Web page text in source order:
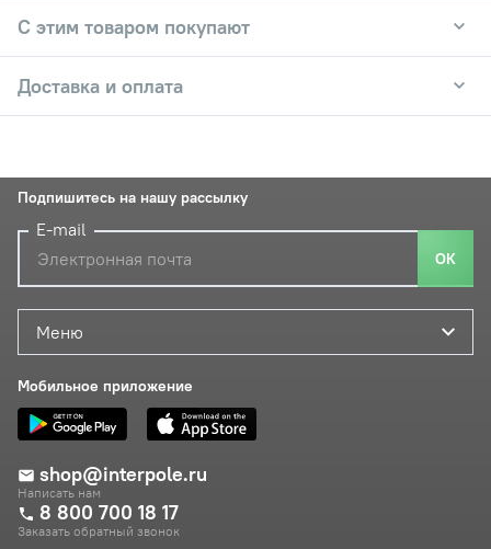
С этим товаром покупают
Доставка и оплата
Меню
Мобильное приложение
shop@interpole.ru
Написать нам
8 800 700 18 17
Заказать обратный звонок
Подпишитесь на нашу рассылку
E-mail
ОК